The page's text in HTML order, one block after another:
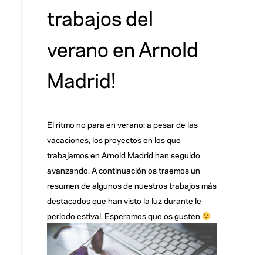
trabajos del
verano en Arnold
Madrid!
El ritmo no para en verano: a pesar de las
vacaciones, los proyectos en los que
trabajamos en Arnold Madrid han seguido
avanzando. A continuación os traemos un
resumen de algunos de nuestros trabajos más
destacados que han visto la luz durante le
periodo estival. Esperamos que os gusten